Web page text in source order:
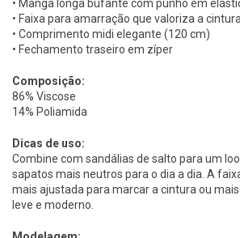
• Manga longa bufante com punho em
• Faixa para amarração que valoriza a cintura
• Comprimento midi elegante (120 cm)
• Fechamento traseiro em zíper
Composição:
86% Viscose
14% Poliamida
Dicas de uso:
Combine com sandálias de salto para um
sapatos mais neutros para o dia a dia. A
mais ajustada para marcar a cintura ou
leve e moderno.